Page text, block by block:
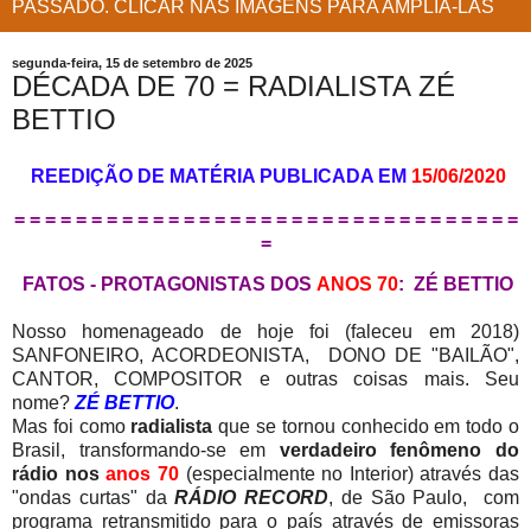
PASSADO. CLICAR NAS IMAGENS PARA AMPLIÁ-LAS
segunda-feira, 15 de setembro de 2025
DÉCADA DE 70 = RADIALISTA ZÉ
BETTIO
REEDIÇÃO DE MATÉRIA PUBLICADA EM 15/06/2020
= = = = = = = = = = = = = = = = = = = = = = = = = = = = = = = = =
=
FATOS - PROTAGONISTAS DOS ANOS 70: ZÉ BETTIO
Nosso homenageado de hoje foi (faleceu em 2018)
SANFONEIRO, ACORDEONISTA, DONO DE "BAILÃO",
CANTOR, COMPOSITOR e outras coisas mais. Seu
nome?ZÉ BETTIO.
Mas foi como radialista que se tornou conhecido em todo o
Brasil, transformando-se em verdadeiro fenômeno do
rádio nosanos 70 (especialmente no Interior) através das
"ondas curtas" daRÁDIO RECORD, de São Paulo, com
programa retransmitido para o país através de emissoras